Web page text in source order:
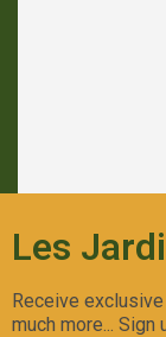
Les
Receive
much more... Sign